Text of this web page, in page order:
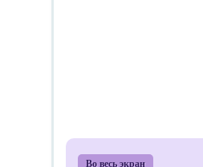
Во весь экран